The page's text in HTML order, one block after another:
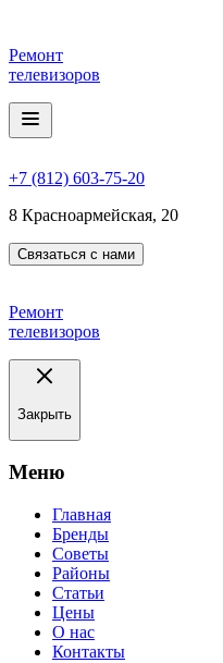
Ремонт
телевизоров
+7 (812) 603-75-20
8 Красноармейская, 20
Связаться с нами
Ремонт
телевизоров
Закрыть
Meню
Главная
Бренды
Советы
Районы
Статьи
Цены
О нас
Контакты